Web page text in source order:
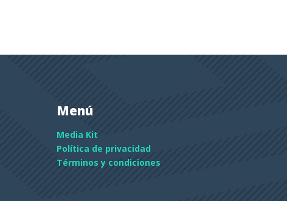
Menú
Media Kit
Política de privacidad
Términos y condiciones